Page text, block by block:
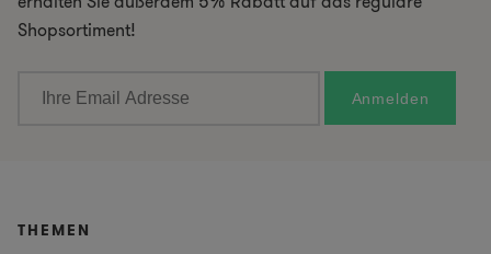
Shopsortiment!
THEMEN